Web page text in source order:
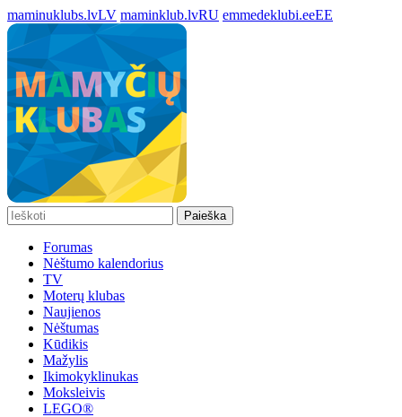
maminuklubs.lvLV maminklub.lvRU emmedeklubi.eeEE
Paieška
Forumas
Nėštumo kalendorius
TV
Moterų klubas
Naujienos
Nėštumas
Kūdikis
Mažylis
Ikimokyklinukas
Moksleivis
LEGO®